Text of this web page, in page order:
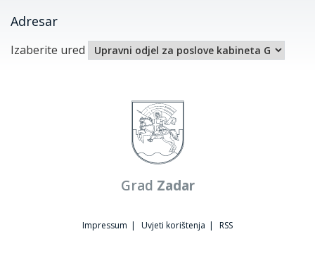
Adresar
Izaberite ured
Grad Zadar
Impressum | Uvjeti korištenja | RSS